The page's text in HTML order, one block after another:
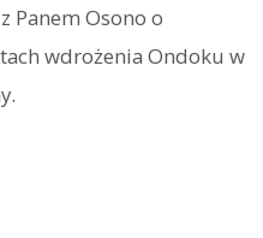
Panem Osono o
wdrożenia Ondoku w